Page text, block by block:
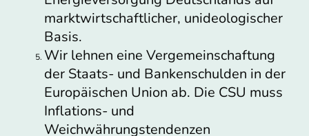
marktwirtschaftlicher, unideologischer
Basis.
Wir lehnen eine Vergemeinschaftung
der Staats- und Bankenschulden in der
Europäischen Union ab. Die CSU muss
Inflations- und
Weichwährungstendenzen